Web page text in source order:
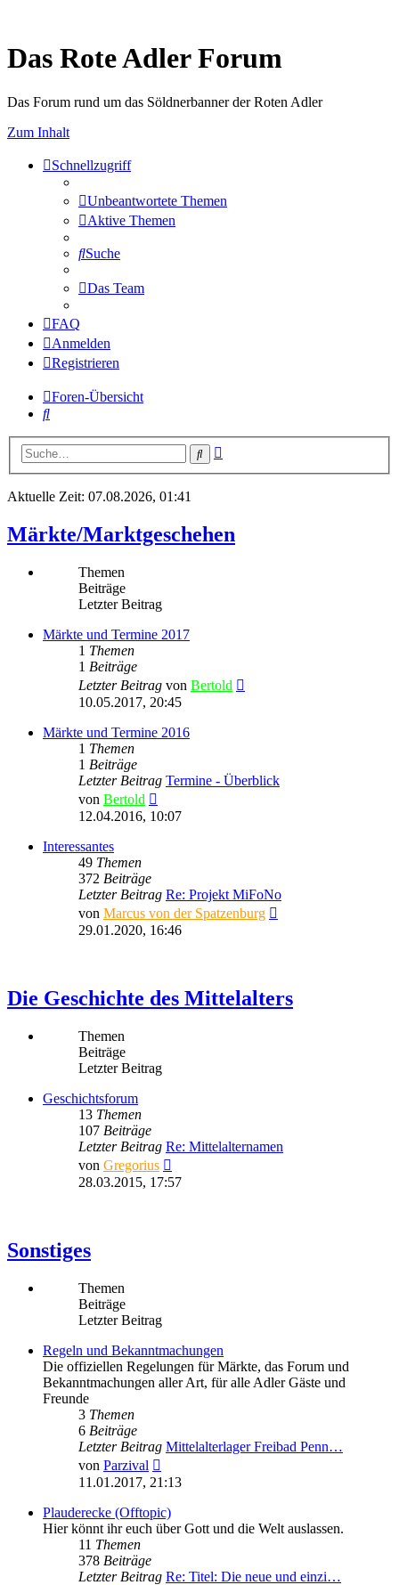
Das Rote Adler Forum
Das Forum rund um das Söldnerbanner der Roten Adler
Zum Inhalt
Schnellzugriff
Unbeantwortete Themen
Aktive Themen
Suche
Das Team
FAQ
Anmelden
Registrieren
Foren-Übersicht
Suche
Suche
Aktuelle Zeit: 07.08.2026, 01:41
Märkte/Marktgeschehen
Themen
Beiträge
Letzter Beitrag
Märkte und Termine 2017
1 Themen
1 Beiträge
Letzter Beitrag von Bertold
10.05.2017, 20:45
Märkte und Termine 2016
1 Themen
1 Beiträge
Letzter Beitrag Termine - Überblick
von Bertold
Beitrag
12.04.2016, 10:07
Interessantes
49 Themen
372 Beiträge
Letzter Beitrag Re: Projekt MiFoNo
von Marcus von der Spatzenburg
29.01.2020, 16:46
Die Geschichte des Mittelalters
Themen
Beiträge
Letzter Beitrag
Geschichtsforum
13 Themen
107 Beiträge
Letzter Beitrag Re: Mittelalternamen
von Gregorius
Beitrag
28.03.2015, 17:57
Sonstiges
Themen
Beiträge
Letzter Beitrag
Regeln und Bekanntmachungen
Die offiziellen Regelungen für Märkte, das Forum und
Bekanntmachungen aller Art, für alle Adler Gäste und
Freunde
3 Themen
6 Beiträge
Letzter Beitrag Mittelalterlager Freibad Penn…
von Parzival
Beitrag
11.01.2017, 21:13
Plauderecke (Offtopic)
Hier könnt ihr euch über Gott und die Welt auslassen.
11 Themen
378 Beiträge
Letzter Beitrag Re: Titel: Die neue und einzi…